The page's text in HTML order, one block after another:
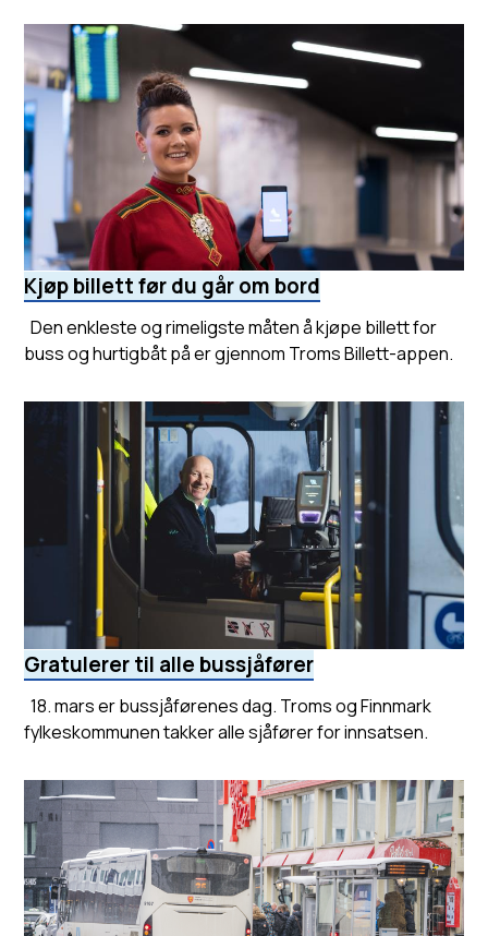
Kjøp billett før du går om bord
Den enkleste og rimeligste måten å kjøpe billett for
buss og hurtigbåt på er gjennom Troms Billett-appen.
Gratulerer til alle bussjåfører
18. mars er bussjåførenes dag. Troms og Finnmark
fylkeskommunen takker alle sjåfører for innsatsen.